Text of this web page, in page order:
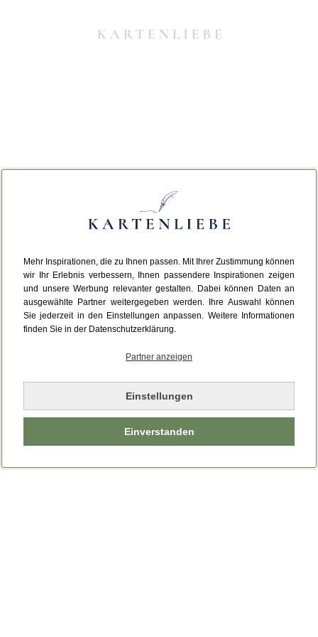
Mehr Inspirationen, die zu Ihnen passen. Mit Ihrer Zustimmung können
wir Ihr Erlebnis verbessern, Ihnen passendere Inspirationen zeigen
und unsere Werbung relevanter gestalten. Dabei können Daten an
ausgewählte Partner weitergegeben werden. Ihre Auswahl können
Sie jederzeit in den Einstellungen anpassen. Weitere Informationen
finden Sie in der Datenschutzerklärung.
Partner anzeigen
Einstellungen
Einverstanden
Da ist etwas schiefgelaufen.
Leider ist ein technischer Fehler aufgetreten.
Bitte laden Sie die Seite neu.